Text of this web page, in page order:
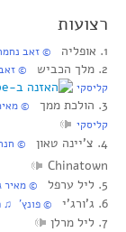
רצועות
1. אופליה © זאב
2. מלך הכביש
©
קליסקי
3. הולכת ממך
©
קליסקי
4. צ’יינה טאון ©
Chinatown
5. ליל ערפל
© מאיר
6. ג’ורג’י © פונץ’‏ ♫
7. ליל מרלן